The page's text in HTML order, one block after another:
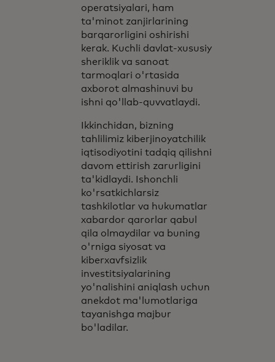
operatsiyalari, ham
ta'minot zanjirlarining
barqarorligini oshirishi
kerak. Kuchli davlat-xususiy
sheriklik va sanoat
tarmoqlari o'rtasida
axborot almashinuvi bu
ishni qo'llab-quvvatlaydi.
Ikkinchidan, bizning
tahlilimiz kiberjinoyatchilik
iqtisodiyotini tadqiq qilishni
davom ettirish zarurligini
ta'kidlaydi. Ishonchli
ko'rsatkichlarsiz
tashkilotlar va hukumatlar
xabardor qarorlar qabul
qila olmaydilar va buning
o'rniga siyosat va
kiberxavfsizlik
investitsiyalarining
yo'nalishini aniqlash uchun
anekdot ma'lumotlariga
tayanishga majbur
bo'ladilar.